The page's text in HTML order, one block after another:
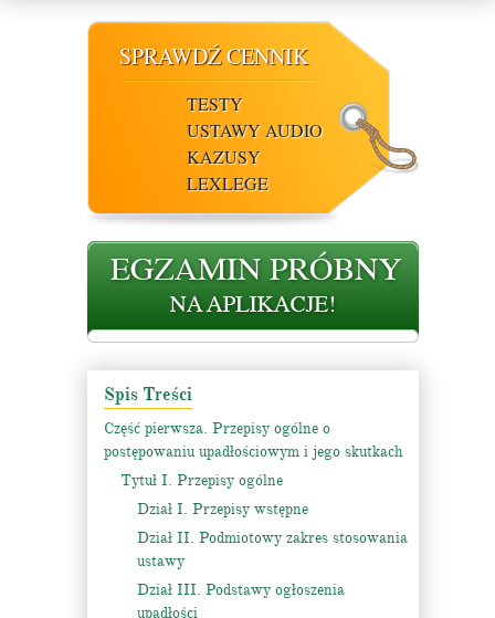
SPRAWDŹ CENNIK
TESTY
USTAWY AUDIO
KAZUSY
LEXLEGE
Spis Treści
Część pierwsza. Przepisy ogólne o
postępowaniu upadłościowym i jego skutkach
Tytuł I. Przepisy ogólne
Dział I. Przepisy wstępne
Dział II. Podmiotowy zakres stosowania
ustawy
Dział III. Podstawy ogłoszenia
upadłości